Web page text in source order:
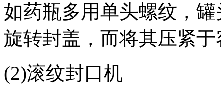
如药瓶多用单头螺纹，
旋转封盖，而将其压紧
(2)滚纹封口机